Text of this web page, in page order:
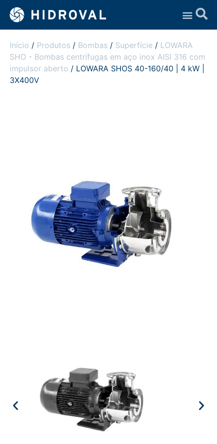
Início / Produtos / Bombas / Superfície / LOWARA
SHO - Bombas centrífugas em aço inox AISI 316 com
impulsor aberto / LOWARA SHOS 40-160/40 | 4 kW |
3X400V